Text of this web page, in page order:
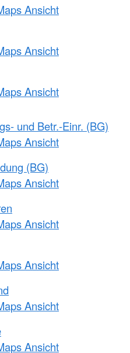
Ansicht
Ansicht
Ansicht
und Betr.-Einr. (BG)
Ansicht
(BG)
Ansicht
Ansicht
Ansicht
Ansicht
Ansicht